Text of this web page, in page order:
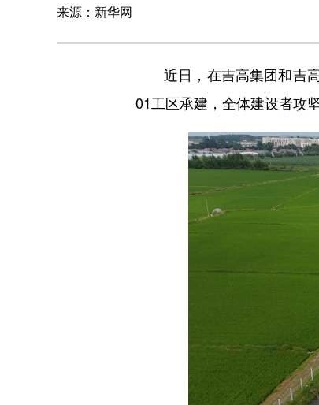
来源：新华网
近日，在吉高集团和吉高
01工区承建，全体建设者攻